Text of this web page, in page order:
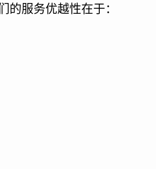
服务优越性在于：